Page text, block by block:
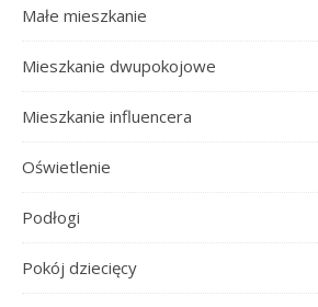
Małe mieszkanie
Mieszkanie dwupokojowe
Mieszkanie influencera
Oświetlenie
Podłogi
Pokój dziecięcy